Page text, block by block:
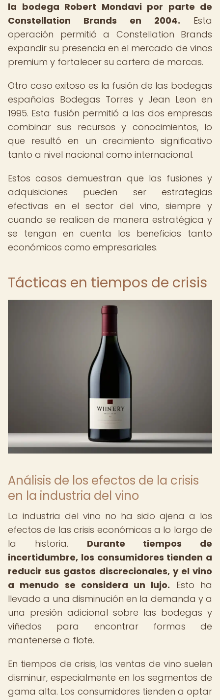
la bodega Robert Mondavi por parte de
Constellation Brands en 2004. Esta
operación permitió a Constellation Brands
expandir su presencia en el mercado de vinos
premium y fortalecer su cartera de marcas.
Otro caso exitoso es la fusión de las bodegas
españolas Bodegas Torres y Jean Leon en
1995. Esta fusión permitió a las dos empresas
combinar sus recursos y conocimientos, lo
que resultó en un crecimiento significativo
tanto a nivel nacional como internacional.
Estos casos demuestran que las fusiones y
adquisiciones pueden ser estrategias
efectivas en el sector del vino, siempre y
cuando se realicen de manera estratégica y
se tengan en cuenta los beneficios tanto
económicos como empresariales.
Tácticas en tiempos de crisis
Análisis de los efectos de la crisis
en la industria del vino
La industria del vino no ha sido ajena a los
efectos de las crisis económicas a lo largo de
la historia. Durante tiempos de
incertidumbre, los consumidores tienden a
reducir sus gastos discrecionales, y el vino
a menudo se considera un lujo. Esto ha
llevado a una disminución en la demanda y a
una presión adicional sobre las bodegas y
viñedos para encontrar formas de
mantenerse a flote.
En tiempos de crisis, las ventas de vino suelen
disminuir, especialmente en los segmentos de
gama alta. Los consumidores tienden a optar